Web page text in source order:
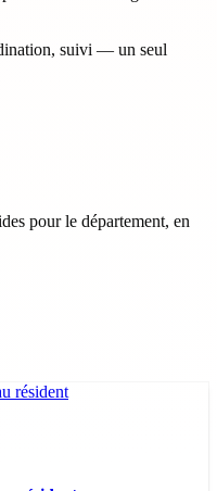
suivi — un seul
pour le département, en